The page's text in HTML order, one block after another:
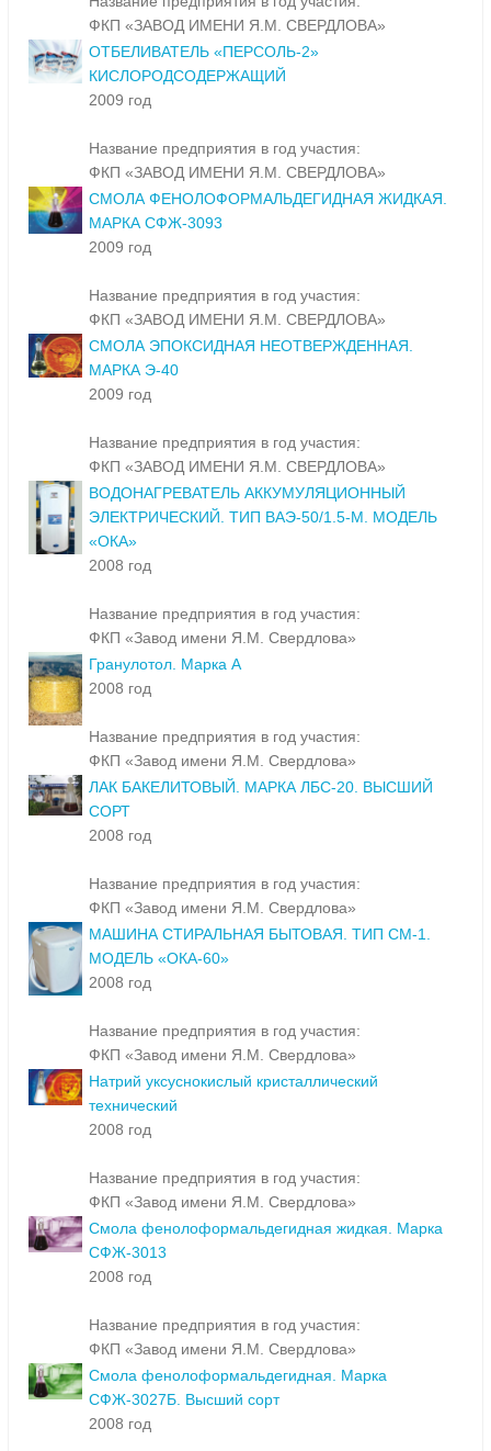
ФКП «ЗАВОД ИМЕНИ Я.М. СВЕРДЛОВА»
ОТБЕЛИВАТЕЛЬ «ПЕРСОЛЬ-2»
КИСЛОРОДСОДЕРЖАЩИЙ
2009 год
Название предприятия в год участия:
ФКП «ЗАВОД ИМЕНИ Я.М. СВЕРДЛОВА»
СМОЛА ФЕНОЛОФОРМАЛЬДЕГИДНАЯ ЖИДКАЯ.
МАРКА СФЖ-3093
2009 год
Название предприятия в год участия:
ФКП «ЗАВОД ИМЕНИ Я.М. СВЕРДЛОВА»
СМОЛА ЭПОКСИДНАЯ НЕОТВЕРЖДЕННАЯ.
МАРКА Э-40
2009 год
Название предприятия в год участия:
ФКП «ЗАВОД ИМЕНИ Я.М. СВЕРДЛОВА»
ВОДОНАГРЕВАТЕЛЬ АККУМУЛЯЦИОННЫЙ
ЭЛЕКТРИЧЕСКИЙ. ТИП ВАЭ-50/1.5-М. МОДЕЛЬ
«ОКА»
2008 год
Название предприятия в год участия:
ФКП «Завод имени Я.М. Свердлова»
Гранулотол. Марка А
2008 год
Название предприятия в год участия:
ФКП «Завод имени Я.М. Свердлова»
ЛАК БАКЕЛИТОВЫЙ. МАРКА ЛБС-20. ВЫСШИЙ
СОРТ
2008 год
Название предприятия в год участия:
ФКП «Завод имени Я.М. Свердлова»
МАШИНА СТИРАЛЬНАЯ БЫТОВАЯ. ТИП СМ-1.
МОДЕЛЬ «ОКА-60»
2008 год
Название предприятия в год участия:
ФКП «Завод имени Я.М. Свердлова»
Натрий уксуснокислый кристаллический
технический
2008 год
Название предприятия в год участия:
ФКП «Завод имени Я.М. Свердлова»
Смола фенолоформальдегидная жидкая. Марка
СФЖ-3013
2008 год
Название предприятия в год участия:
ФКП «Завод имени Я.М. Свердлова»
Смола фенолоформальдегидная. Марка
СФЖ-3027Б. Высший сорт
2008 год